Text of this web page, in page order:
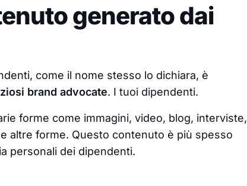
generato dai
come il nome stesso lo dichiara, è
brand advocate. I tuoi dipendenti.
forme come immagini, video, blog, interviste,
altre forme. Questo contenuto è più spesso
personali dei dipendenti.